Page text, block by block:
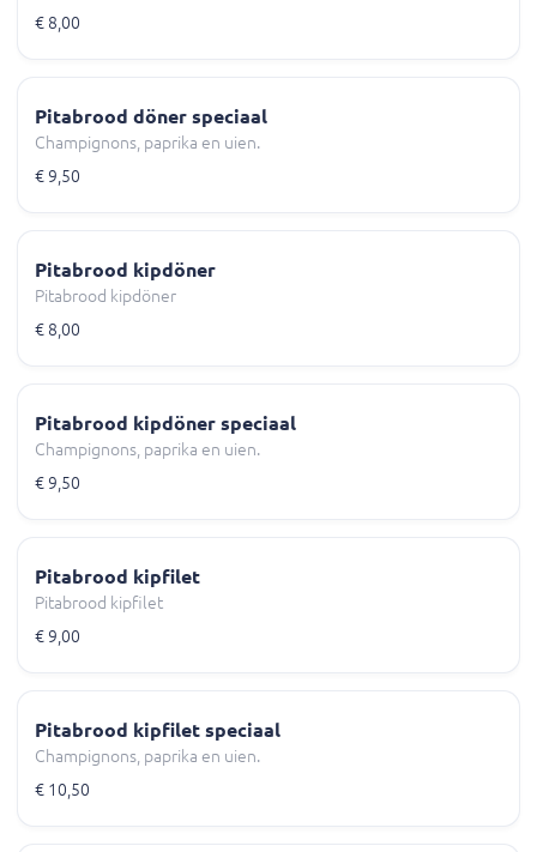
€ 8,00
Pitabrood döner speciaal
Champignons, paprika en uien.
€ 9,50
Pitabrood kipdöner
Pitabrood kipdöner
€ 8,00
Pitabrood kipdöner speciaal
Champignons, paprika en uien.
€ 9,50
Pitabrood kipfilet
Pitabrood kipfilet
€ 9,00
Pitabrood kipfilet speciaal
Champignons, paprika en uien.
€ 10,50